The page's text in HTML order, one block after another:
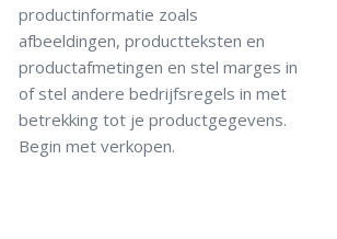
productinformatie zoals
afbeeldingen, productteksten en
productafmetingen en stel marges in
of stel andere bedrijfsregels in met
betrekking tot je productgegevens.
Begin met verkopen.